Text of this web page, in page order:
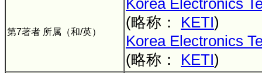
第7著者 所属（和/英）
Korea Electronics
(略称： KETI)
Korea Electronics
(略称： KETI)